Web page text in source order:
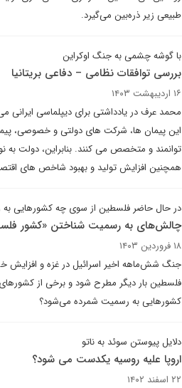
طبیعی زیر ذره‌بین می‌گیرد.
با گوشه چشمی به جنگ اوکراین
بررسی توافقات نظامی – دفاعی بریتانیا
۱۶ اردیبهشت ۱۴۰۳
محمد عرف در یادداشتی برای دیپلماسی ایرانی
این پیمان ها، شرکت های دولتی و خصوصی،
توانمند و متخصص می کنند. بنابراین، دولت به
همچنین افزایش تولید و بهبود شاخص های
در حال حاضر فلسطین از سوی چه کشورهایی
چالش‌های به رسمیت شناختن «کشور
۱۸ فروردین ۱۴۰۳
جنگ شش‌ماهه اخیر اسرائیل در غزه و
فلسطین بار دیگر مطرح شود و برخی از کشورهای
کشورهایی به رسمیت شمرده می‌شود؟
دلایل پیوستن سوئد به ناتو
اروپا علیه روسیه یکدست می شود؟
۲۲ اسفند ۱۴۰۲